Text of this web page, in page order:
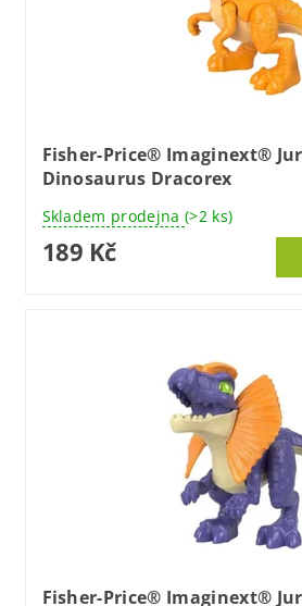
Fisher-Price® Imaginext®
Dinosaurus Dracorex
Skladem prodejna (>2 ks)
189 Kč
Fisher-Price® Imaginext®